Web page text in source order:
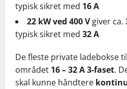
typisk sikret med 16 A
22 kW ved 400 Vgiver ca.
typisk sikret med 32 A
De fleste private ladebokse
området 16 – 32 A 3-faset.
skal kunne håndtere